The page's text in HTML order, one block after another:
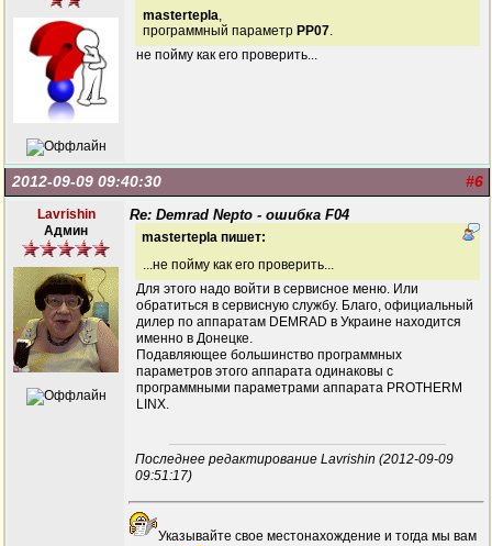
mastertepla,
программный параметр PP07.
не пойму как его проверить...
#6
2012-09-09 09:40:30
Lavrishin
Админ
Re: Demrad Nepto - ошибка F04
mastertepla пишет:
...не пойму как его проверить...
Для этого надо войти в сервисное меню. Или
обратиться в сервисную службу. Благо, официальный
дилер по аппаратам DEMRAD в Украине находится
именно в Донецке.
Подавляющее большинство программных
параметров этого аппарата одинаковы с
программными параметрами аппарата PROTHERM
LINX.
Последнее редактирование Lavrishin (2012-09-09
09:51:17)
Указывайте свое местонахождение и тогда мы вам